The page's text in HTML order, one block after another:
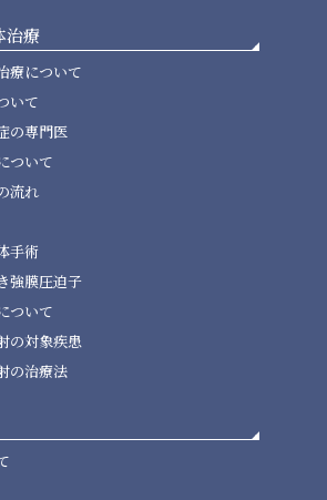
治療
療について
いて
の専門医
ついて
流れ
手術
強膜圧迫子
ついて
の対象疾患
の治療法